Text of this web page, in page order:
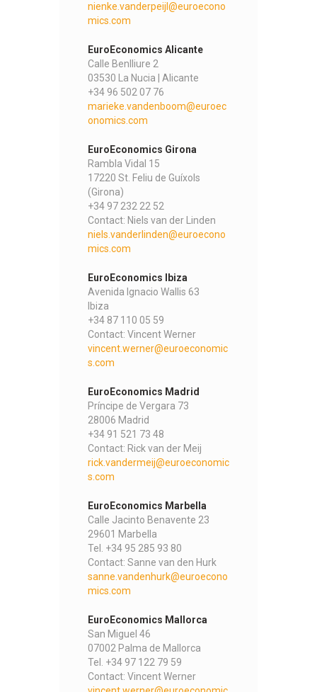
nienke.vanderpeijl@euroecono
mics.com
EuroEconomics Alicante
Calle Benlliure 2
03530 La Nucia | Alicante
+34 96 502 07 76
marieke.vandenboom@euroec
onomics.com
EuroEconomics Girona
Rambla Vidal 15
17220 St. Feliu de Guíxols
(Girona)
+34 97 232 22 52
Contact: Niels van der Linden
niels.vanderlinden@euroecono
mics.com
EuroEconomics Ibiza
Avenida Ignacio Wallis 63
Ibiza
+34 87 110 05 59
Contact: Vincent Werner
vincent.werner@euroeconomic
s.com
EuroEconomics Madrid
Príncipe de Vergara 73
28006 Madrid
+34 91 521 73 48
Contact: Rick van der Meij
rick.vandermeij@euroeconomic
s.com
EuroEconomics Marbella
Calle Jacinto Benavente 23
29601 Marbella
Tel. +34 95 285 93 80
Contact: Sanne van den Hurk
sanne.vandenhurk@euroecono
mics.com
EuroEconomics Mallorca
San Miguel 46
07002 Palma de Mallorca
Tel. +34 97 122 79 59
Contact: Vincent Werner